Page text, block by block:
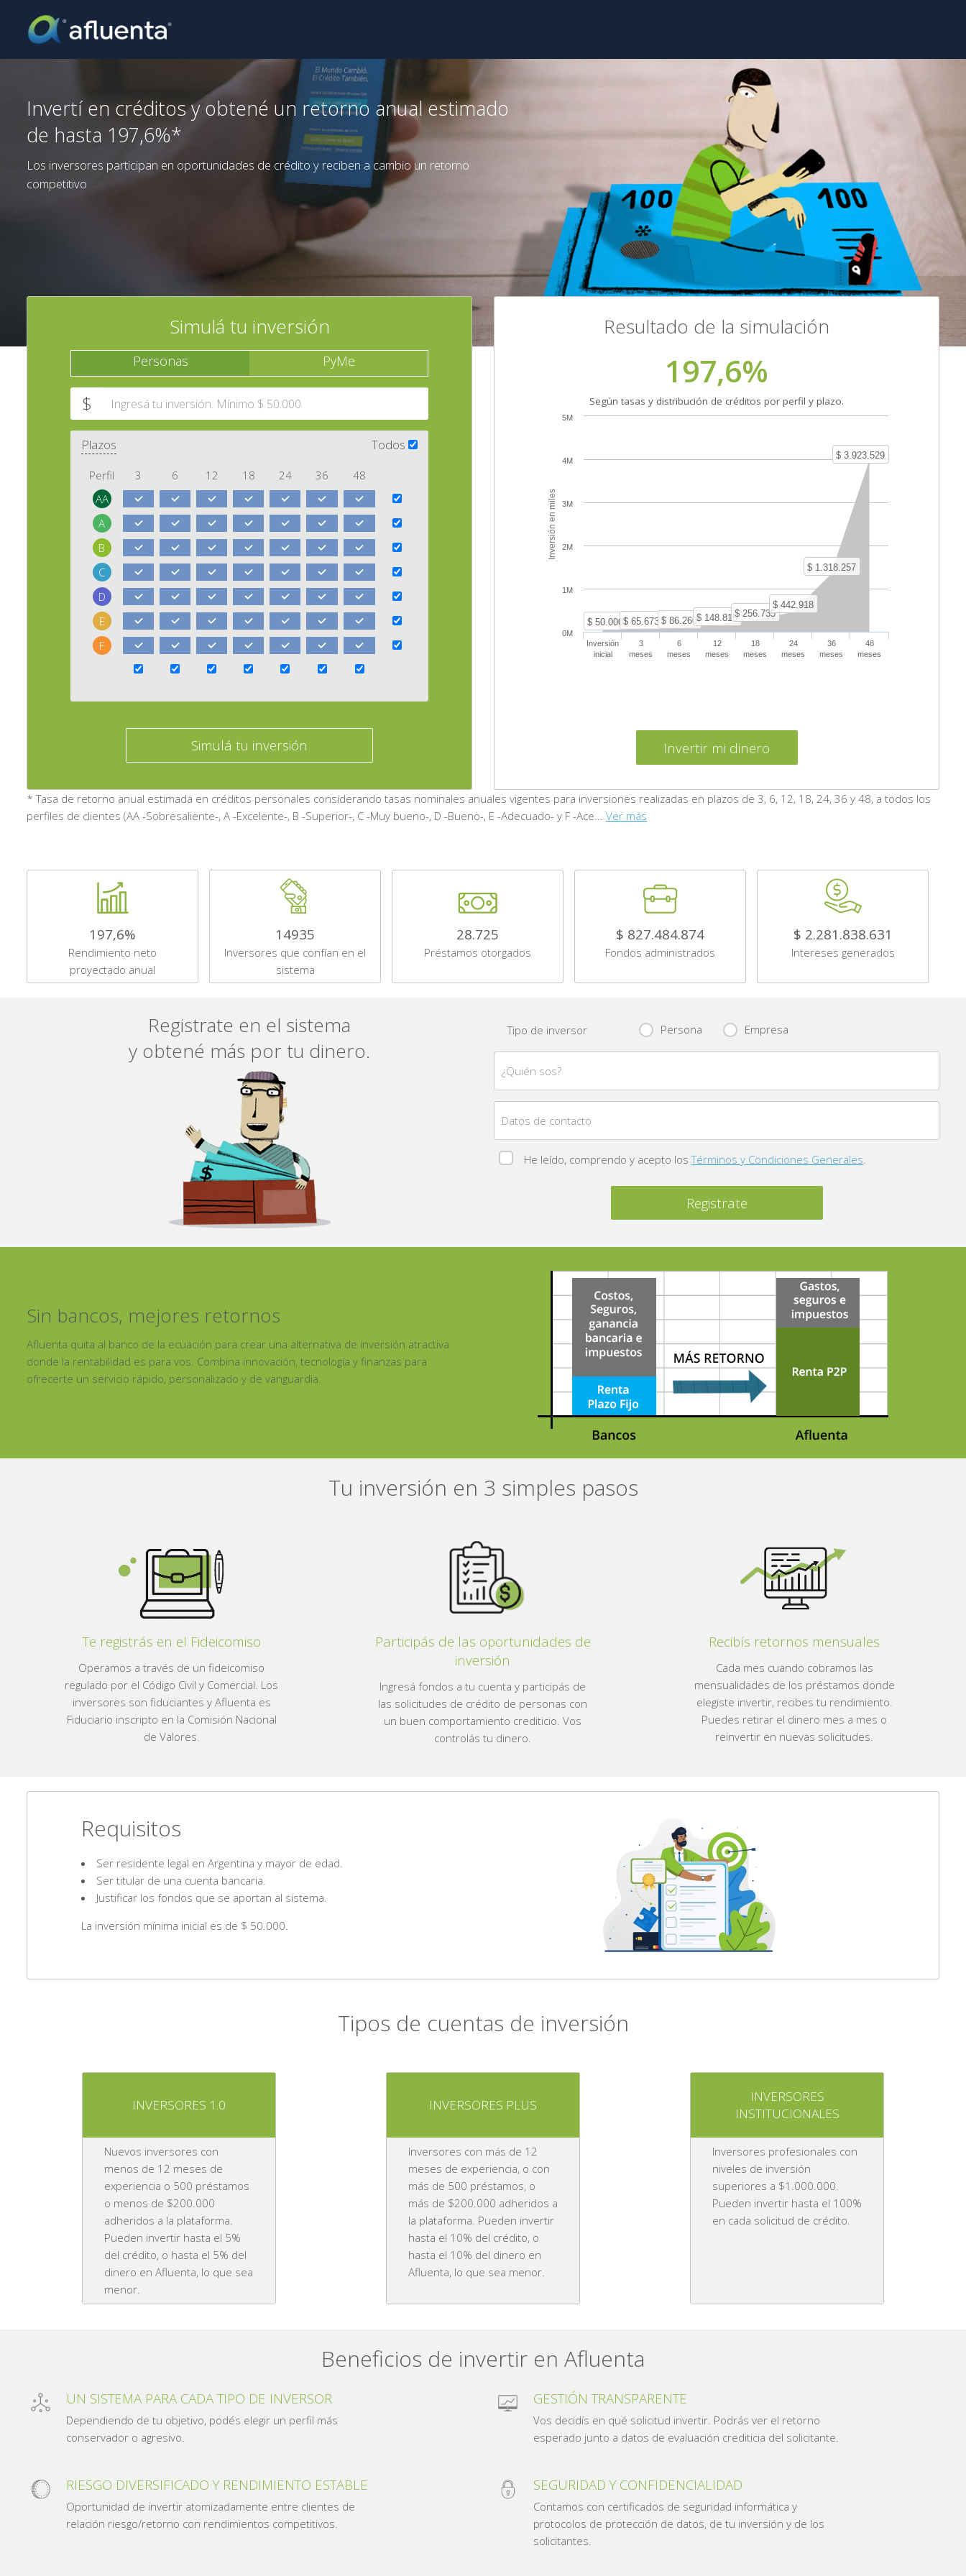
Invertí en créditos y obtené un retorno anual estimado
de hasta 197,6%*
Los inversores participan en oportunidades de crédito y reciben a cambio un retorno
competitivo
Simulá tu inversión
Personas PyMe
$
Plazos Todos
Perfil 3 6 12 18 24 36
48
AA
A
B
C
D
E
F
Simulá tu inversión
Resultado de la simulación
197,6%
Según tasas y distribución de créditos por perfil y plazo.
Inversión en miles
$ 50.000$ 65.673 $ 86.260$ 148.815$ 256.735
$ 442.918
$ 1.318.257
$ 3.923.529
Inversión
inicial
3
meses
6
meses
12
meses
18
meses
24
meses
36
meses
48
meses
0M
1M
2M
3M
4M
5M
Invertir mi dinero
* Tasa de retorno anual estimada en créditos personales considerando tasas nominales anuales vigentes para inversiones realizadas en plazos de 3, 6, 12, 18, 24, 36 y 48, a todos los
perfiles de clientes (AA -Sobresaliente-, A -Excelente-, B -Superior-, C -Muy bueno-, D -Bueno-, E -Adecuado- y F -Ace... Ver más
197,6%
Rendimiento neto
proyectado anual
14935
Inversores que confían en el
sistema
28.725
Préstamos otorgados
$ 827.484.874
Fondos administrados
$ 2.281.838.631
Intereses generados
Registrate en el sistema
y obtené más por tu dinero.
Tipo de inversor Persona Empresa
¿Quién sos?
Datos de contacto
He leído, comprendo y acepto losTérminos y Condiciones Generales
Registrate
Sin bancos, mejores retornos
Afluenta quita al banco de la ecuación para crear una alternativa de inversión atractiva
donde la rentabilidad es para vos. Combina innovación, tecnología y finanzas para
ofrecerte un servicio rápido, personalizado y de vanguardia.
Tu inversión en 3 simples pasos
Te registrás en el Fideicomiso
Operamos a través de un fideicomiso
regulado por el Código Civil y Comercial. Los
inversores son fiduciantes y Afluenta es
Fiduciario inscripto en la Comisión Nacional
de Valores.
Participás de las oportunidades de
inversión
Ingresá fondos a tu cuenta y participás de
las solicitudes de crédito de personas con
un buen comportamiento crediticio. Vos
controlás tu dinero.
Recibís retornos mensuales
Cada mes cuando cobramos las
mensualidades de los préstamos donde
elegiste invertir, recibes tu rendimiento.
Puedes retirar el dinero mes a mes o
reinvertir en nuevas solicitudes.
Requisitos
Ser residente legal en Argentina y mayor de edad.
Ser titular de una cuenta bancaria.
Justificar los fondos que se aportan al sistema.
La inversión mínima inicial es de $ 50.000.
Tipos de cuentas de inversión
INVERSORES 1.0
Nuevos inversores con
menos de 12 meses de
experiencia o 500 préstamos
o menos de $200.000
adheridos a la plataforma.
Pueden invertir hasta el 5%
del crédito, o hasta el 5% del
dinero en Afluenta, lo que sea
menor.
INVERSORES PLUS
Inversores con más de 12
meses de experiencia, o con
más de 500 préstamos, o
más de $200.000 adheridos a
la plataforma. Pueden invertir
hasta el 10% del crédito, o
hasta el 10% del dinero en
Afluenta, lo que sea menor.
INVERSORES
INSTITUCIONALES
Inversores profesionales con
niveles de inversión
superiores a $1.000.000.
Pueden invertir hasta el 100%
en cada solicitud de crédito.
Beneficios de invertir en Afluenta
UN SISTEMA PARA CADA TIPO DE INVERSOR
Dependiendo de tu objetivo, podés elegir un perfil más
conservador o agresivo.
RIESGO DIVERSIFICADO Y RENDIMIENTO ESTABLE
Oportunidad de invertir atomizadamente entre clientes de
relación riesgo/retorno con rendimientos competitivos.
GESTIÓN TRANSPARENTE
Vos decidís en qué solicitud invertir. Podrás ver el retorno
esperado junto a datos de evaluación crediticia del solicitante.
SEGURIDAD Y CONFIDENCIALIDAD
Contamos con certificados de seguridad informática y
protocolos de protección de datos, de tu inversión y de los
solicitantes.